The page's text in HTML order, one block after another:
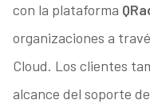
con la plataforma
organizaciones a
Cloud. Los clientes
alcance del soporte de